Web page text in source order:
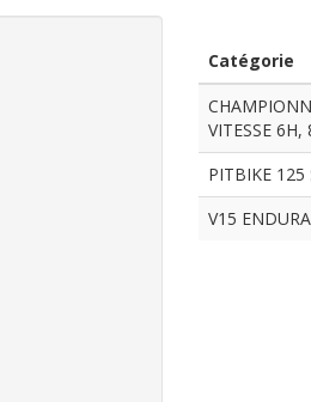
Catégorie
VITESSE
PITBIKE 125
V15